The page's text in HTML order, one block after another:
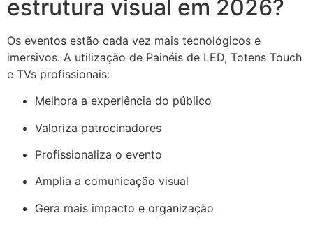
estrutura visual em 2026?
Os eventos estão cada vez mais tecnológicos e
imersivos. A utilização de Painéis de LED, Totens Touch
e TVs profissionais:
Melhora a experiência do público
Valoriza patrocinadores
Profissionaliza o evento
Amplia a comunicação visual
Gera mais impacto e organização